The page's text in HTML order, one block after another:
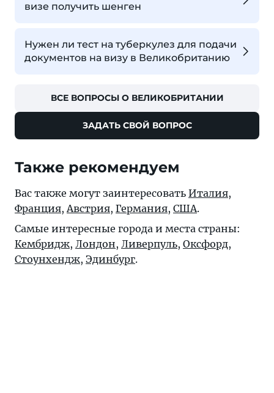
визе получить шенген
Нужен ли тест на туберкулез для подачи
документов на визу в Великобританию
ВСЕ ВОПРОСЫ О ВЕЛИКОБРИТАНИИ
ЗАДАТЬ СВОЙ ВОПРОС
Также рекомендуем
Вас также могут заинтересовать Италия,
Франция,Австрия, Германия, США.
Самые интересные города и места страны:
Кембридж, Лондон, Ливерпуль, Оксфорд,
Стоунхендж, Эдинбург.